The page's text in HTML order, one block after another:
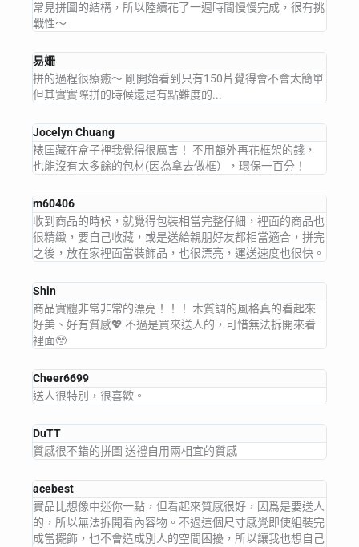
常見拼圖的結構，所以陸續花了一週時間慢慢完成，很有挑
戰性～
易姍
拼的過程很療癒～ 剛開始看到只有150片覺得會不會太簡單
但其實實際拼的時候還是有點難度的...
Jocelyn Chuang
裱匡藏在盒子裡我覺得很厲害！ 不用額外再花框架的錢，
也能沒有太多餘的包材(因為拿去做框），環保一百分！
m60406
收到商品的時候，就覺得包裝相當完整仔細，裡面的商品也
很精緻，要自己收藏，或是送給親朋好友都相當適合，拼完
之後，放在家裡面當裝飾品，也很漂亮，運送速度也很快。
Shin
商品實體非常非常的漂亮！！！ 木質調的風格真的看起來
好美、好有質感💖 不過是買來送人的，可惜無法拆開來看
裡面🥹
Cheer6699
送人很特別，很喜歡。
DuTT
質感很不錯的拼圖 送禮自用兩相宜的質感
acebest
實品比想像中迷你一點，但看起來質感很好，因爲是要送人
的，所以無法拆開看內容物。不過這個尺寸感覺即使組裝完
成當擺飾，也不會造成別人的空間困擾，所以讓我也想自己